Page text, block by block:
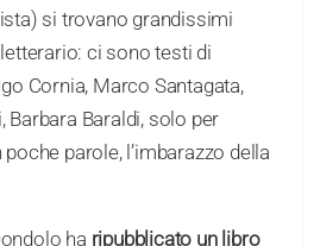
si trovano grandissimi
ci sono testi di
Cornia, Marco Santagata,
Barbara Baraldi, solo per
poche parole, l’imbarazzo della
ha ripubblicato un libro